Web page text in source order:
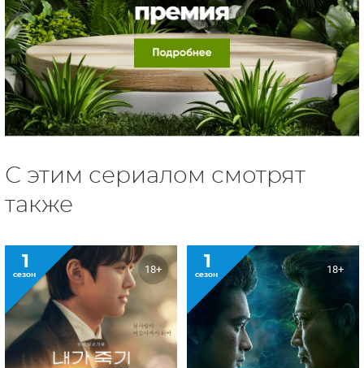
С этим сериалом смотрят
также
1
сезон 18+ 1
сезон 18+